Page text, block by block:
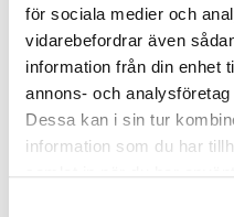
för sociala medier och
vidarebefordrar även
information från din enhet
annons- och
Dessa kan i sin tur
information som du har
samlat in när du har
Paid Search Specialist på
Liknande artiklar